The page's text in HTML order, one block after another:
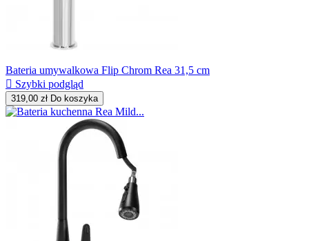
Bateria umywalkowa Flip Chrom Rea 31,5 cm
 Szybki podgląd
319,00 zł Do koszyka